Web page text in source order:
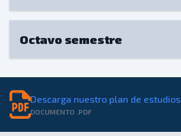
Octavo semestre
Descarga nuestro plan de estudios
DOCUMENTO .PDF